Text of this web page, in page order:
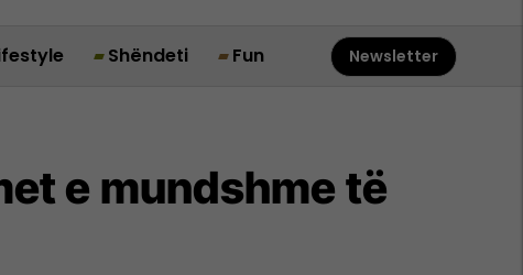
Shëndeti Fun Newsletter
e mundshme të